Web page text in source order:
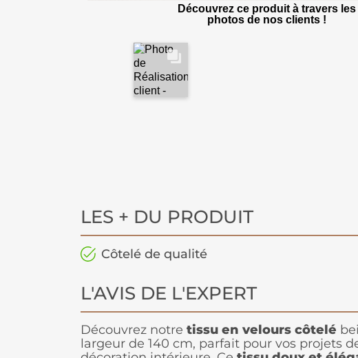
Découvrez ce produit à travers les
photos de nos clients !
LES + DU PRODUIT
Côtelé de qualité
L'AVIS DE L'EXPERT
Découvrez notre tissu en velours côtelé
largeur de 140 cm, parfait pour vos projets